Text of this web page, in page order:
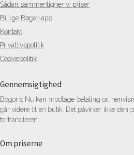
Sådan sammenligner vi priser
Billige Bøger-app
Kontakt
Privatlivspolitik
Cookiepolitik
Gennemsigtighed
Bogpris.Nu kan modtage betaling pr.
går videre til en butik. Det påvirker ikke den
forhandleren.
Om priserne